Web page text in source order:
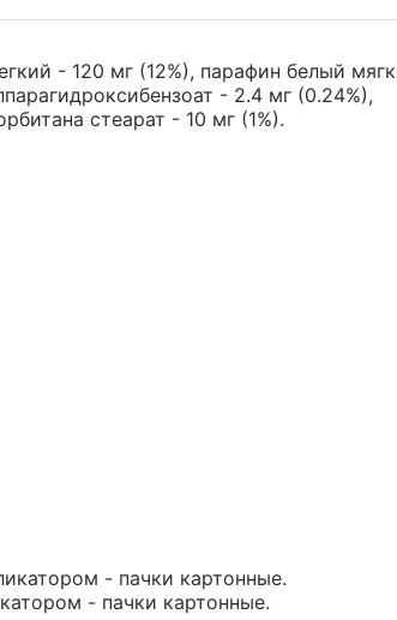
- 120 мг (12%), парафин белый
- 2.4 мг (0.24%),
стеарат - 10 мг (1%).
- пачки картонные.
- пачки картонные.